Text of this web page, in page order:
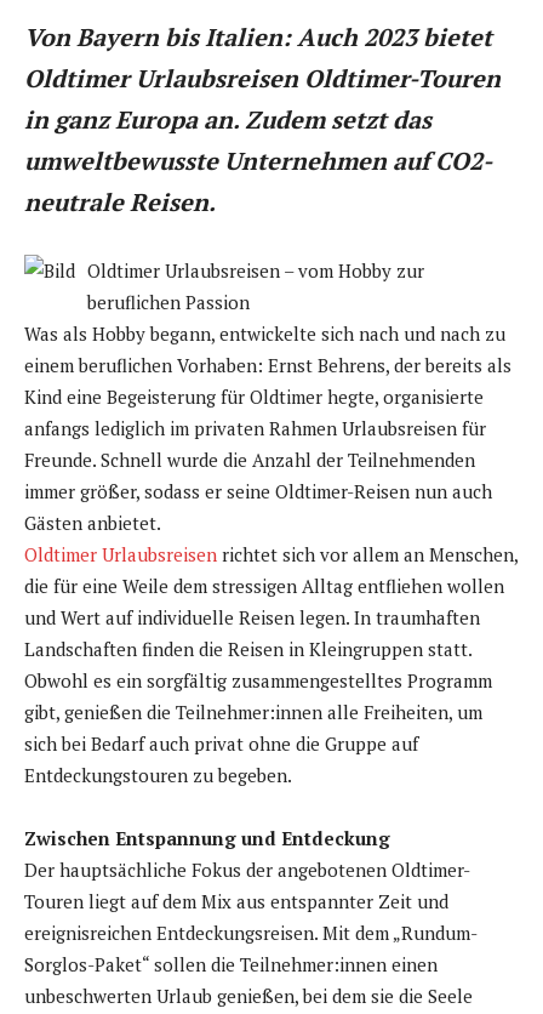
Von Bayern bis Italien: Auch 2023 bietet
Oldtimer Urlaubsreisen Oldtimer-Touren
in ganz Europa an. Zudem setzt das
umweltbewusste Unternehmen auf CO2-
neutrale Reisen.
Oldtimer Urlaubsreisen – vom Hobby zur
beruflichen Passion
Was als Hobby begann, entwickelte sich nach und nach zu
einem beruflichen Vorhaben: Ernst Behrens, der bereits als
Kind eine Begeisterung für Oldtimer hegte, organisierte
anfangs lediglich im privaten Rahmen Urlaubsreisen für
Freunde. Schnell wurde die Anzahl der Teilnehmenden
immer größer, sodass er seine Oldtimer-Reisen nun auch
Gästen anbietet.
Oldtimer Urlaubsreisen richtet sich vor allem an Menschen,
die für eine Weile dem stressigen Alltag entfliehen wollen
und Wert auf individuelle Reisen legen. In traumhaften
Landschaften finden die Reisen in Kleingruppen statt.
Obwohl es ein sorgfältig zusammengestelltes Programm
gibt, genießen die Teilnehmer:innen alle Freiheiten, um
sich bei Bedarf auch privat ohne die Gruppe auf
Entdeckungstouren zu begeben.
Zwischen Entspannung und Entdeckung
Der hauptsächliche Fokus der angebotenen Oldtimer-
Touren liegt auf dem Mix aus entspannter Zeit und
ereignisreichen Entdeckungsreisen. Mit dem „Rundum-
Sorglos-Paket“ sollen die Teilnehmer:innen einen
unbeschwerten Urlaub genießen, bei dem sie die Seele